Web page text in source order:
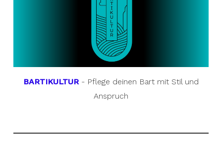
BARTIKULTUR- Pflege deinen Bart mit Stil und
Anspruch